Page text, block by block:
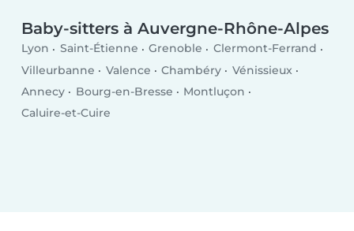
Baby-sitters à Auvergne-Rhône-Alpes
Lyon Saint-Étienne Grenoble
Clermont-Ferrand
Villeurbanne
Valence Chambéry
Vénissieux
Annecy
Bourg-en-Bresse
Montluçon
Caluire-et-Cuire